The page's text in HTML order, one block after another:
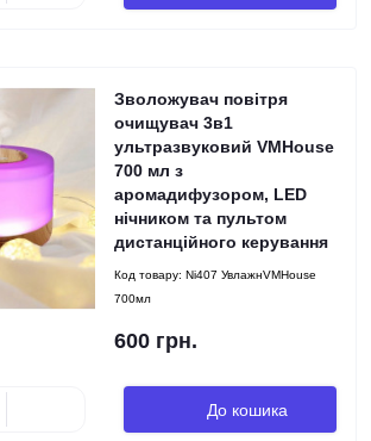
Зволожувач повітря
очищувач 3в1
ультразвуковий VMHouse
700 мл з
аромадифузором, LED
нічником та пультом
дистанційного керування
Код товару: Ni407 УвлажнVMHouse
700мл
600 грн.
До кошика